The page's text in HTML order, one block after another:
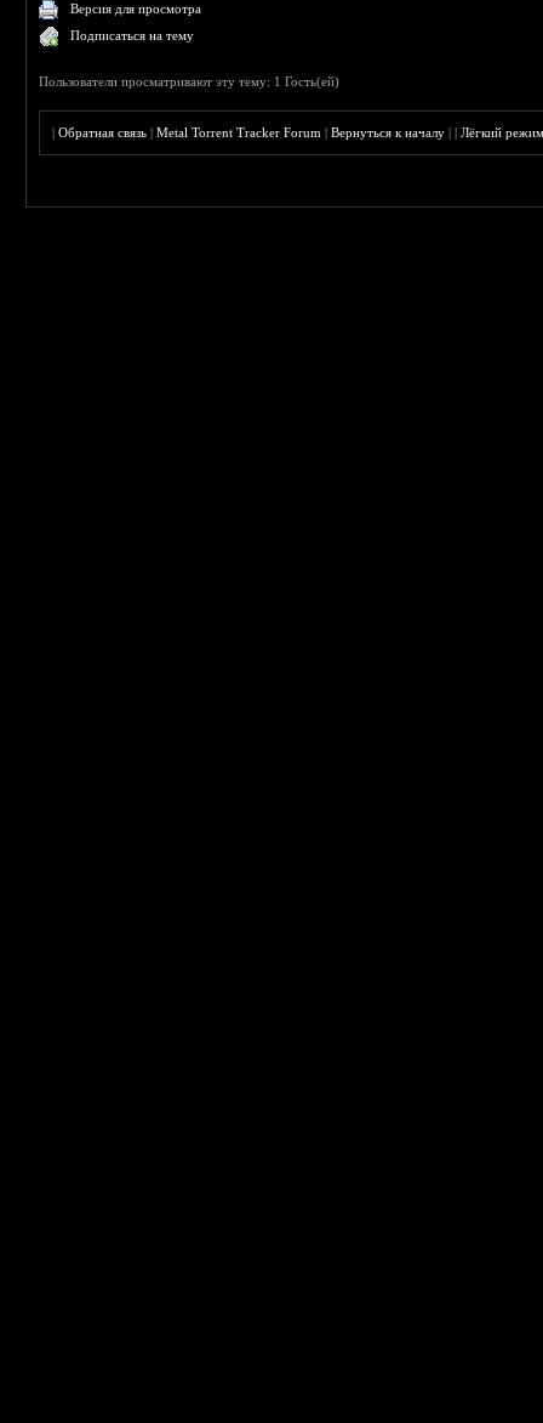
Версия для просмотра
Подписаться на тему
Пользователи просматривают эту тему: 1 Гость(ей)
|Обратная связь |Metal Torrent Tracker Forum |Вернуться к началу ||Лёгкий